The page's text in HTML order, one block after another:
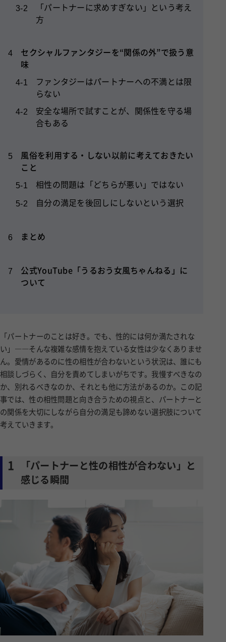
3-2
「パートナーに求めすぎない」という考え
方
4
セクシャルファンタジーを“関係の外”で扱う意
味
4-1
ファンタジーはパートナーへの不満とは限
らない
4-2
安全な場所で試すことが、関係性を守る場
合もある
5
風俗を利用する・しない以前に考えておきたい
こと
5-1 相性の問題は「どちらが悪い」ではない
5-2 自分の満足を後回しにしないという選択
6 まとめ
7
公式YouTube「うるおう女風ちゃんねる」に
ついて
「パートナーのことは好き。でも、性的には何か満たされな
い」――そんな複雑な感情を抱えている女性は少なくありませ
ん。愛情があるのに性の相性が合わないという状況は、誰にも
相談しづらく、自分を責めてしまいがちです。我慢すべきなの
か、別れるべきなのか、それとも他に方法があるのか。この記
事では、性の相性問題と向き合うための視点と、パートナーと
の関係を大切にしながら自分の満足も諦めない選択肢について
考えていきます。
1
「パートナーと性の相性が合わない」と
感じる瞬間